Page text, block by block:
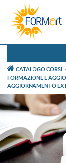
CATALOGO CORSI
FORMAZIONE E
AGGIORNAMENTO EX